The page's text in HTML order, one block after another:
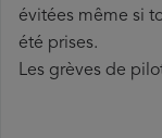
évitées même si
été prises.
Les grèves de